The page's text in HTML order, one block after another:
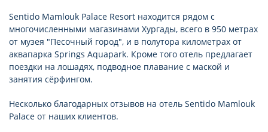
Sentido Mamlouk Palace Resort находится рядом с
многочисленными магазинами Хургады, всего в 950 метрах
от музея "Песочный город", и в полутора километрах от
аквапарка Springs Aquapark. Кроме того отель предлагает
поездки на лошадях, подводное плавание с маской и
занятия сёрфингом.
Несколько благодарных отзывов на отель Sentido Mamlouk
Palace от наших клиентов.